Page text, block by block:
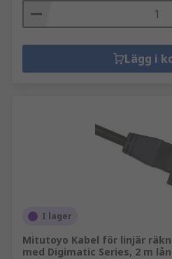
Lägg i
I lager
Mitutoyo Kabel för linjär
med Digimatic Series, 2 m